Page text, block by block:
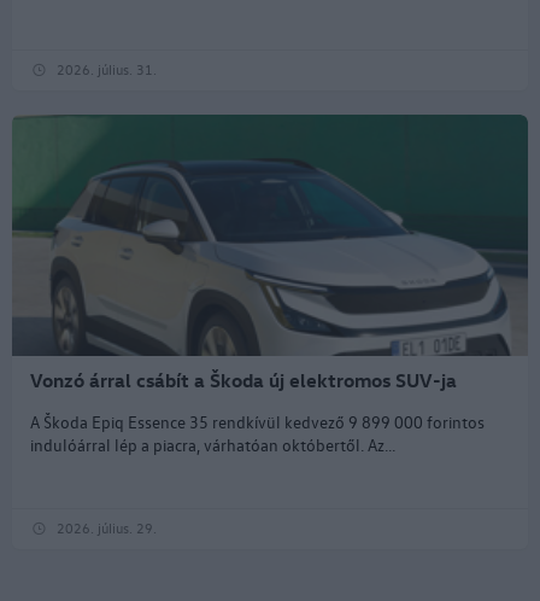
2026. július. 31.
Vonzó árral csábít a Škoda új elektromos SUV-ja
A Škoda Epiq Essence 35 rendkívül kedvező 9 899 000 forintos
indulóárral lép a piacra, várhatóan októbertől. Az...
2026. július. 29.